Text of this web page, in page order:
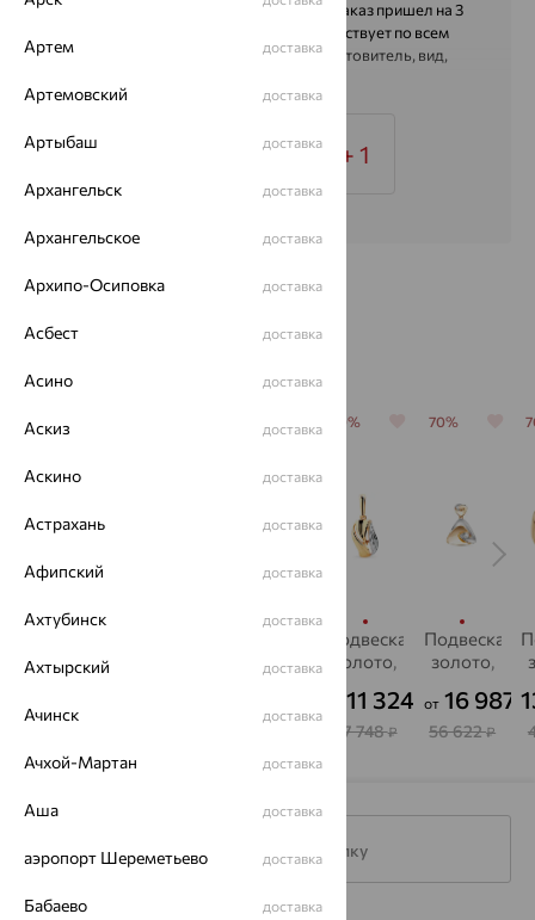
указан в 16 дней, он меня устраивал. Заказ пришел на 3
дня раньше срока. Изделие соответствует по всем
заявленным характеристикам (изготовитель, вид,
+ 1
золото
31 019
золото,
70%
Подвеска,
золото,
Холдинг
11 324 ₽
37 748₽
70%
Подвеска,
золото,
от 16 987 ₽
56 622₽
Подписаться на рассылку
Артем доставка
Артемовский доставка
Артыбаш доставка
Архангельск доставка
Архангельское доставка
Архипо-Осиповка доставка
Асбест доставка
Асино доставка
Аскиз доставка
Аскино доставка
Астрахань доставка
Афипский доставка
Ахтубинск доставка
Ахтырский доставка
Ачинск доставка
Ачхой-Мартан доставка
Аша доставка
аэропорт Шереметьево доставка
Бабаево доставка